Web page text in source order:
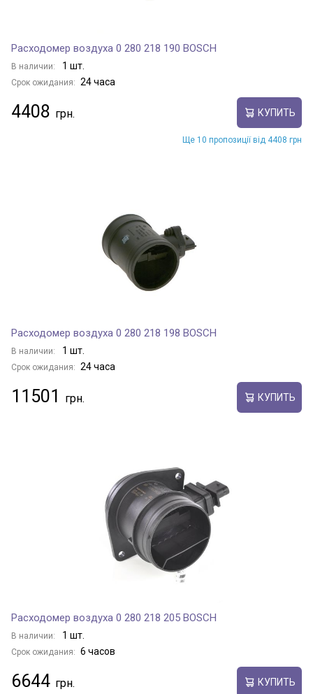
Расходомер воздуха 0 280 218 190 BOSCH
В наличии: 1 шт.
Срок ожидания: 24 часа
4408 КУПИТЬ
Ще 10 пропозиції від 4408 грн
Расходомер воздуха 0 280 218 198 BOSCH
В наличии: 1 шт.
Срок ожидания: 24 часа
11501 КУПИТЬ
Расходомер воздуха 0 280 218 205 BOSCH
В наличии: 1 шт.
Срок ожидания: 6 часов
6644 КУПИТЬ